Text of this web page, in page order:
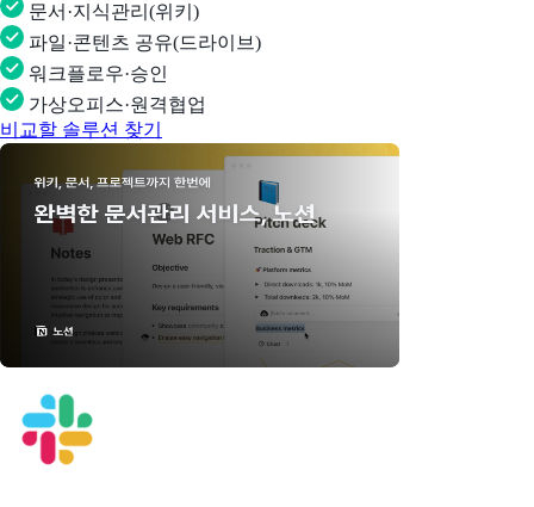
문서·지식관리(위키)
파일·콘텐츠 공유(드라이브)
워크플로우·승인
가상오피스·원격협업
비교할 솔루션 찾기